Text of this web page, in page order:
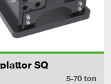
SQ
5-70 ton